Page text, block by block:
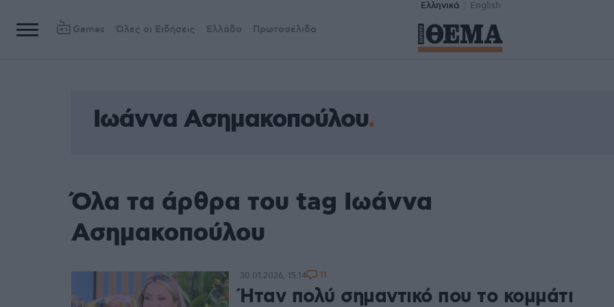
Ελληνικά English
Games Όλες οι Ειδήσεις Ελλάδα Πρωτοσέλιδα
Ιωάννα Ασημακοπούλου
Όλα τα άρθρα του tag Ιωάννα
Ασημακοπούλου
Ήταν πολύ σημαντικό που το κομμάτι
30.01.2026, 15:14 11